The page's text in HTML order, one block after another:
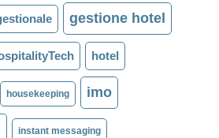
gestione hotel
hotel
housekeeping imo
instant messaging